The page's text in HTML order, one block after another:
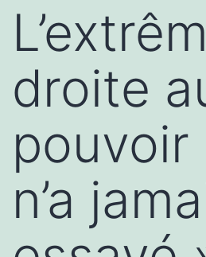
droite
pouvoir
n’a